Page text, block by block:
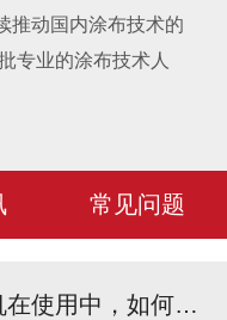
推动国内涂布技术的
专业的涂布技术人
常见问题
请问离型膜涂布机在使用中，如何保证产品质量的长期稳定性？如果出现剥离力波动，该从哪些方面排查？